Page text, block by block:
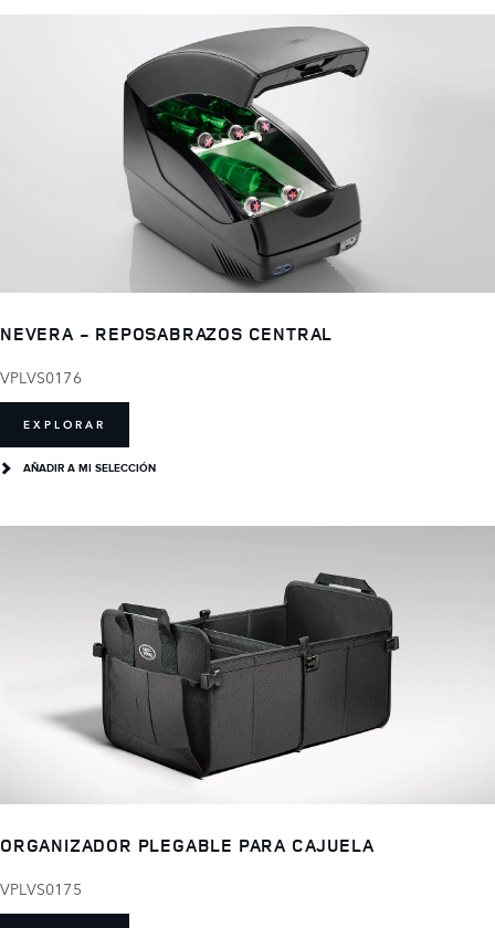
NEVERA - REPOSABRAZOS CENTRAL
VPLVS0176
EXPLORAR
AÑADIR A MI SELECCIÓN
ORGANIZADOR PLEGABLE PARA CAJUELA
VPLVS0175